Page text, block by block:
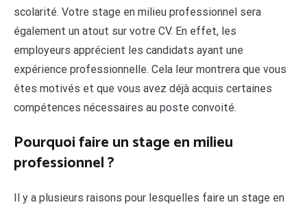
scolarité. Votre stage en milieu professionnel sera
également un atout sur votre CV. En effet, les
employeurs apprécient les candidats ayant une
expérience professionnelle. Cela leur montrera que vous
êtes motivés et que vous avez déjà acquis certaines
compétences nécessaires au poste convoité.
Pourquoi faire un stage en milieu
professionnel ?
Il y a plusieurs raisons pour lesquelles faire un stage en